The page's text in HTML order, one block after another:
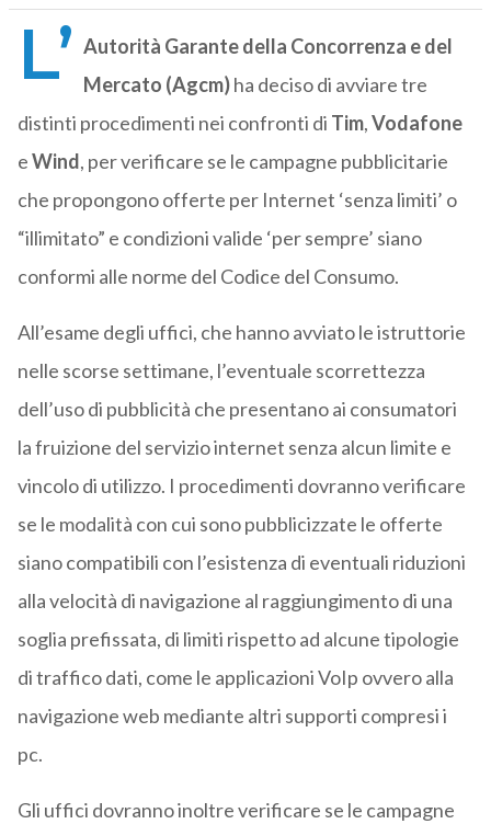
L’ Autorità Garante della Concorrenza e del
Mercato (Agcm)ha deciso di avviare tre
distinti procedimenti nei confronti di Tim,Vodafone
eWind, per verificare se le campagne pubblicitarie
che propongono offerte per Internet ‘senza limiti’ o
“illimitato” e condizioni valide ‘per sempre’ siano
conformi alle norme del Codice del Consumo.
All’esame degli uffici, che hanno avviato le istruttorie
nelle scorse settimane, l’eventuale scorrettezza
dell’uso di pubblicità che presentano ai consumatori
la fruizione del servizio internet senza alcun limite e
vincolo di utilizzo. I procedimenti dovranno verificare
se le modalità con cui sono pubblicizzate le offerte
siano compatibili con l’esistenza di eventuali riduzioni
alla velocità di navigazione al raggiungimento di una
soglia prefissata, di limiti rispetto ad alcune tipologie
di traffico dati, come le applicazioni VoIp ovvero alla
navigazione web mediante altri supporti compresi i
pc.
Gli uffici dovranno inoltre verificare se le campagne